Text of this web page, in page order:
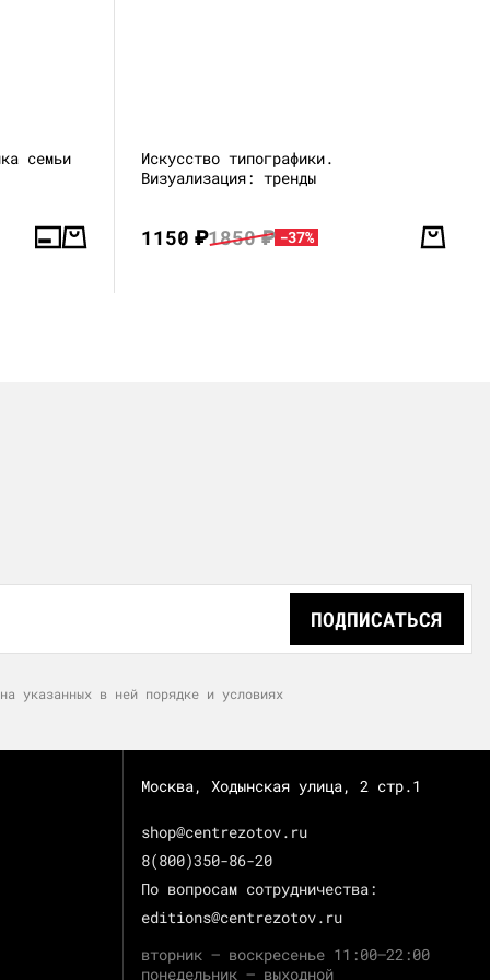
семьи
Искусство типографики.
Визуализация: тренды
1150₽1850₽ -37%
ПОДПИСАТЬСЯ
указанных в ней порядке и условиях
Москва, Ходынская улица, 2 стр.1
shop@centrezotov.ru
8(800)350-86-20
По вопросам сотрудничества:
editions@centrezotov.ru
вторник — воскресенье 11:00–22:00
понедельник — выходной